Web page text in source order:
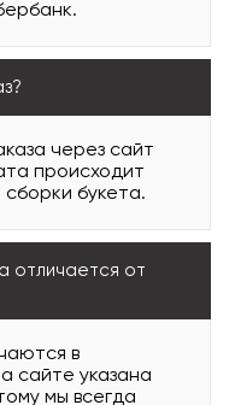
через сайт
происходит
букета.
отличается от
в
сайте указана
мы всегда